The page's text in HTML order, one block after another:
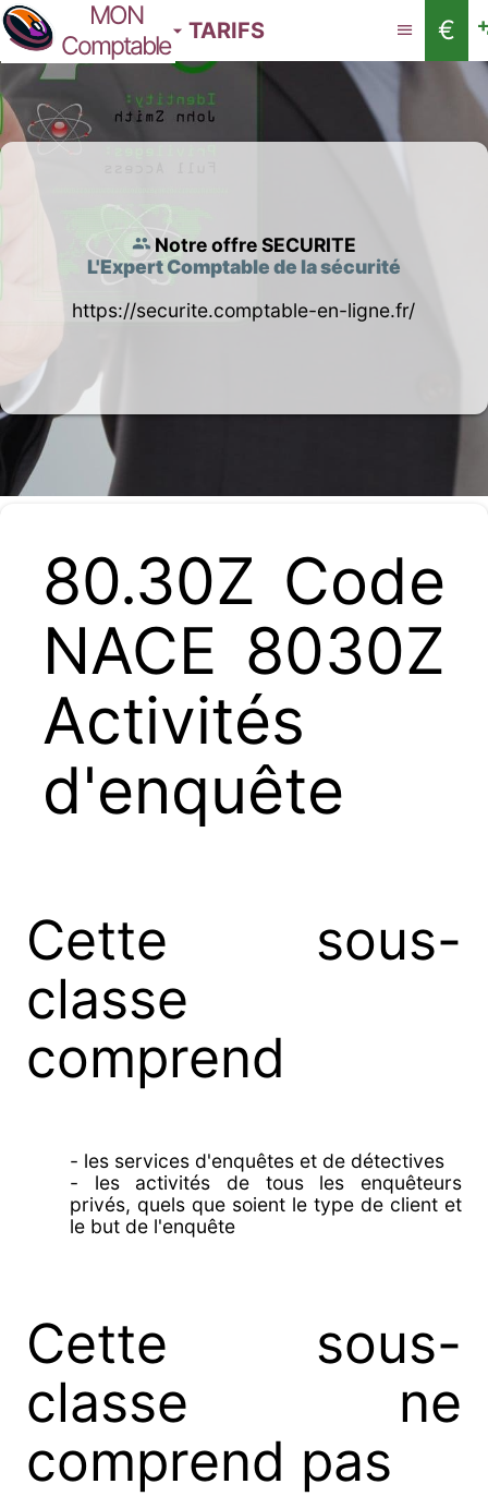
MON
Comptable
TARIFS €
Notre offre SECURITE
L'Expert Comptable de la sécurité
https://securite.comptable-en-ligne.fr/
80.30Z Code
NACE 8030Z
Activités
d'enquête
Cette sous-
classe
comprend
- les services d'enquêtes et de détectives
- les activités de tous les enquêteurs
privés, quels que soient le type de client et
le but de l'enquête
Cette sous-
classe ne
comprend pas